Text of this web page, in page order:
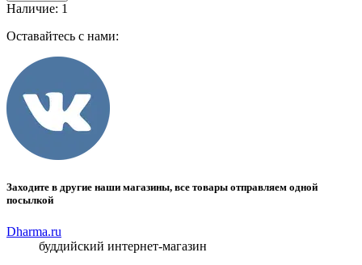
Наличие: 1
Оставайтесь с нами:
Заходите в другие наши магазины, все товары отправляем одной
посылкой
Dharma.ru
буддийский интернет-магазин